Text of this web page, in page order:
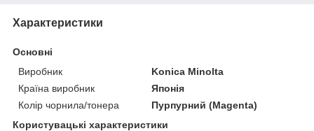
Характеристики
Основні
Виробник
Konica Minolta
Країна виробник
Японія
Колір чорнила/тонера
Пурпурний (Magenta)
Користувацькі характеристики